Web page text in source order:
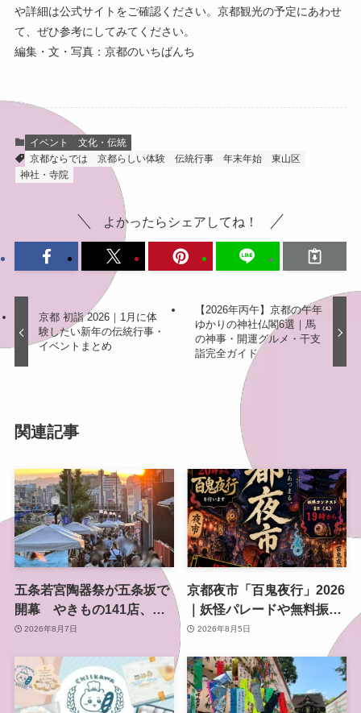
や詳細は公式サイトをご確認ください。京都観光の予定にあわせ
て、ぜひ参考にしてみてください。
編集・文・写真：京都のいちばんち
イベント
文化・伝統
京都ならでは
京都らしい体験 伝統行事 年末年始
東山区
神社・寺院
よかったらシェアしてね！
京都 初詣 2026｜1月に体
験したい新年の伝統行事・
イベントまとめ
【2026年丙午】京都の午年
ゆかりの神社仏閣6選｜馬
の神事・開運グルメ・干支
詣完全ガイド
関連記事
五条若宮陶器祭が五条坂で
開幕 やきもの141店、会
場は五条通の南側にも拡大
2026年8月7日
京都夜市「百鬼夜行」2026
｜妖怪パレードや無料振る
舞いを東本願寺前で開催
2026年8月5日